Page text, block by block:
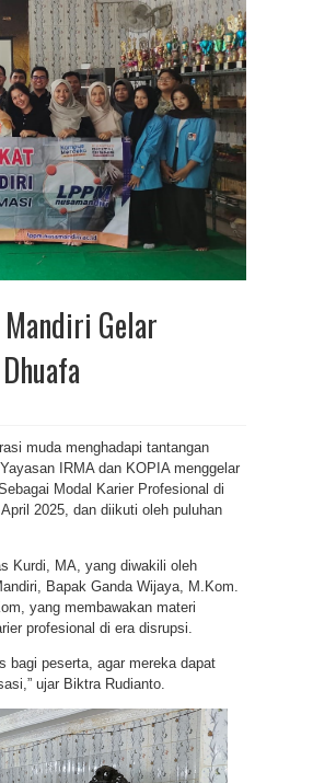
Gelar
muda menghadapi tantangan
IRMA dan KOPIA menggelar
Modal Karier Profesional di
2025, dan diikuti oleh puluhan
Kurdi, MA, yang diwakili oleh
Bapak Ganda Wijaya, M.Kom.
yang membawakan materi
profesional di era disrupsi.
bagi peserta, agar mereka dapat
ujar Biktra Rudianto.